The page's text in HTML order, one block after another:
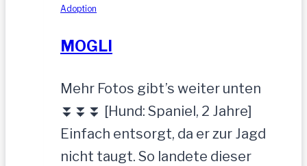
Adoption
MOGLI
Mehr Fotos gibt’s weiter unten
⏬⏬⏬ [Hund: Spaniel, 2 Jahre]
Einfach entsorgt, da er zur Jagd
nicht taugt. So landete dieser